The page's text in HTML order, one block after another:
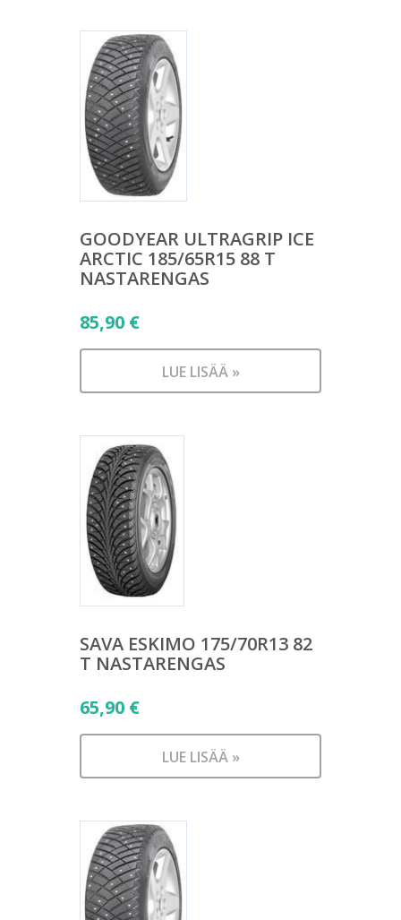
GOODYEAR ULTRAGRIP ICE
ARCTIC 185/65R15 88 T
NASTARENGAS
85,90 €
LUE LISÄÄ »
SAVA ESKIMO 175/70R13 82
T NASTARENGAS
65,90 €
LUE LISÄÄ »